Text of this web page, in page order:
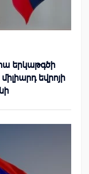
երկաթգծի
եվրոյի